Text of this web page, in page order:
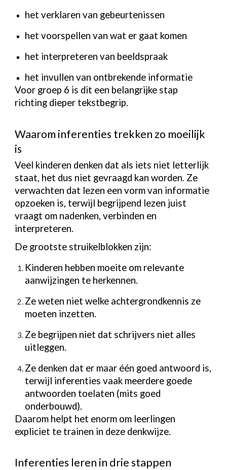
het verklaren van gebeurtenissen
het voorspellen van wat er gaat komen
het interpreteren van beeldspraak
het invullen van ontbrekende informatie
Voor groep 6 is dit een belangrijke stap
richting dieper tekstbegrip.
Waarom inferenties trekken zo moeilijk
is
Veel kinderen denken dat als iets niet letterlijk
staat, het dus niet gevraagd kan worden. Ze
verwachten dat lezen een vorm van informatie
opzoeken is, terwijl begrijpend lezen juist
vraagt om nadenken, verbinden en
interpreteren.
De grootste struikelblokken zijn:
Kinderen hebben moeite om relevante
aanwijzingen te herkennen.
Ze weten niet welke achtergrondkennis ze
moeten inzetten.
Ze begrijpen niet dat schrijvers niet alles
uitleggen.
Ze denken dat er maar één goed antwoord is,
terwijl inferenties vaak meerdere goede
antwoorden toelaten (mits goed
onderbouwd).
Daarom helpt het enorm om leerlingen
expliciet te trainen in deze denkwijze.
Inferenties leren in drie stappen